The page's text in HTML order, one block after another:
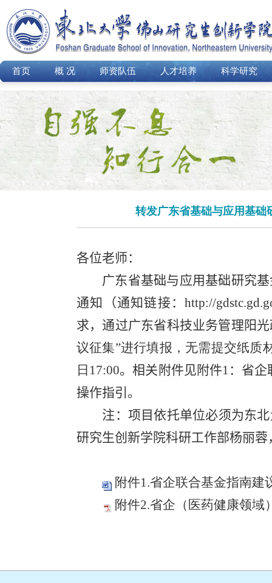
首页 概 况 师资队伍 人才培养 科学研究
转发广东省基础与应用基础
各位老师：
广东省基础与应用基础研究
通知
（通知链接：http://
求，通过广东省科技业务管理阳
议征集”进行填报，无需提交纸质
日 17:00。相关附件见附件1：省
操作指引 。
注： 项目依托单位必须为东
研究生创新学院科研工作部杨丽蓉
附件1.省企联合基金指南建
附件2.省企（医药健康领域